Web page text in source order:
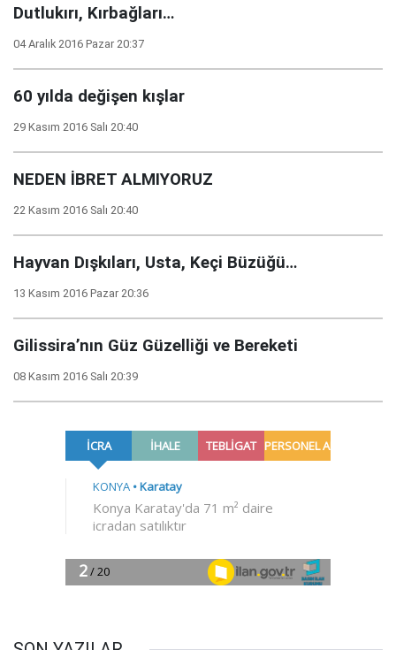
Dutlukırı, Kırbağları…
04 Aralık 2016 Pazar 20:37
60 yılda değişen kışlar
29 Kasım 2016 Salı 20:40
NEDEN İBRET ALMIYORUZ
22 Kasım 2016 Salı 20:40
Hayvan Dışkıları, Usta, Keçi Büzüğü…
13 Kasım 2016 Pazar 20:36
Gilissira’nın Güz Güzelliği ve Bereketi
08 Kasım 2016 Salı 20:39